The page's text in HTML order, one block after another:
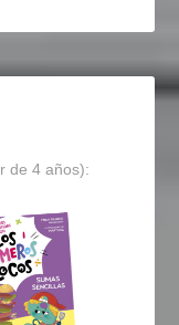
de 4 años):